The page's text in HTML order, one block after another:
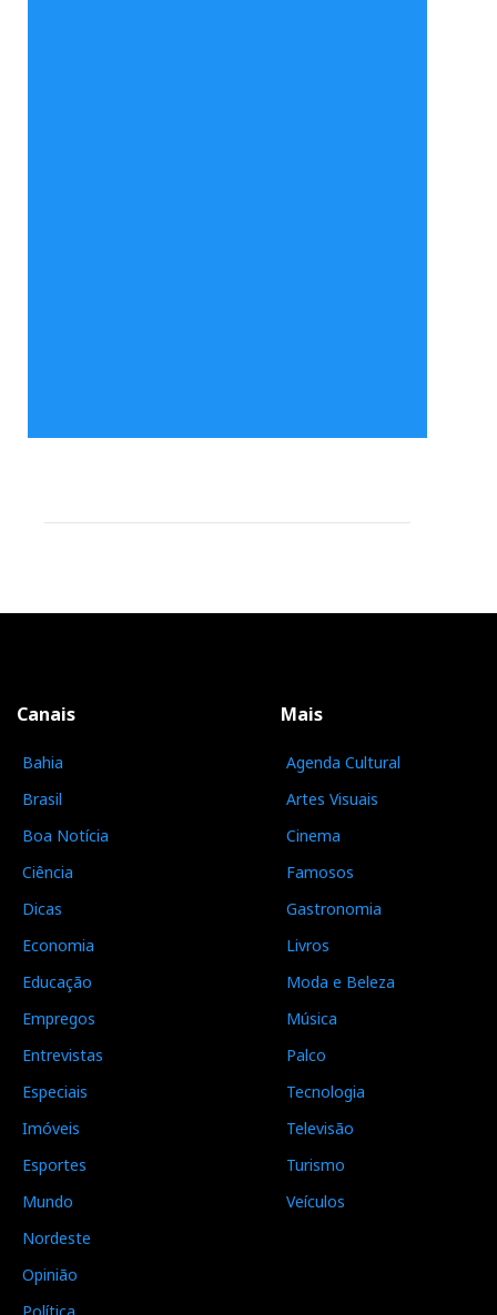
Canais
Bahia
Brasil
Boa Notícia
Ciência
Dicas
Economia
Educação
Empregos
Entrevistas
Especiais
Imóveis
Esportes
Mundo
Nordeste
Opinião
Mais
Agenda Cultural
Artes Visuais
Cinema
Famosos
Gastronomia
Livros
Moda e Beleza
Música
Palco
Tecnologia
Televisão
Turismo
Veículos